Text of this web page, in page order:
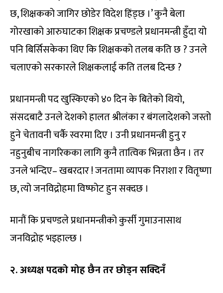
छ, शिक्षकको जागिर छोडेर विदेश हिंड्छ ।’ कुनै बेला
गोरखाको आरुघाटका शिक्षक प्रचण्डले प्रधानमन्त्री हुँदा यो
पनि बिर्सिसकेका थिए कि शिक्षकको तलब कति छ ? उनले
चलाएको सरकारले शिक्षकलाई कति तलब दिन्छ ?
प्रधानमन्त्री पद खुस्किएको ४० दिन के बितेको थियो,
संसदबाटै उनले देशको हालत श्रीलंका र बंगलादेशको जस्तो
हुने चेतावनी चर्कै स्वरमा दिए । उनी प्रधानमन्त्री हुनु र
नहुनुबीच नागरिकका लागि कुनै तात्विक भिन्नता छैन । तर
उनले भन्दिए– खबरदार ! जनतामा व्यापक निराशा र वितृष्णा
छ, त्यो जनविद्रोहमा विष्फोट हुन सक्दछ ।
मानौं कि प्रचण्डले प्रधानमन्त्रीको कुर्सी गुमाउनासाथ
जनविद्रोह भइहाल्छ ।
२. अध्यक्ष पदको मोह छैन तर छोड्न सक्दिनँ